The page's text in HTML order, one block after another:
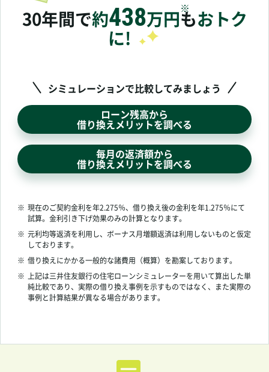
30年間で約438万円※
もおトク
に!
シミュレーションで比較してみましょう
ローン残高から
借り換えメリットを調べる
毎月の返済額から
借り換えメリットを調べる
※ 現在のご契約金利を年2.275％、借り換え後の金利を年1.275％にて
試算。金利引き下げ効果のみの計算となります。
※ 元利均等返済を利用し、ボーナス月増額返済は利用しないものと仮定
しております。
※ 借り換えにかかる一般的な諸費用（概算）を勘案しております。
※ 上記は三井住友銀行の住宅ローンシミュレーターを用いて算出した単
純比較であり、実際の借り換え事例を示すものではなく、また実際の
事例と計算結果が異なる場合があります。